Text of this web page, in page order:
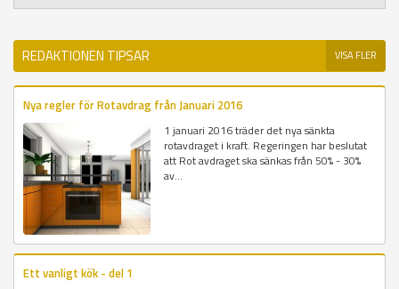
REDAKTIONEN TIPSAR VISA FLER
Nya regler för Rotavdrag från Januari 2016
1 januari 2016 träder det nya sänkta
rotavdraget i kraft. Regeringen har beslutat
att Rot avdraget ska sänkas från 50% - 30%
av...
Ett vanligt kök - del 1